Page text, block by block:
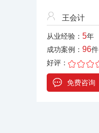
王会计
从业经验： 5年
成功案例： 96件
好评：
免费咨询